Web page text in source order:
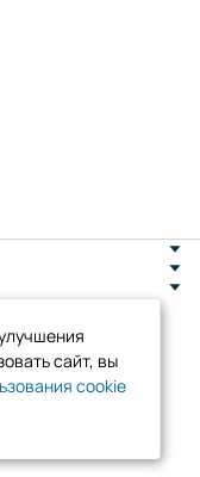
сайт, вы
cookie